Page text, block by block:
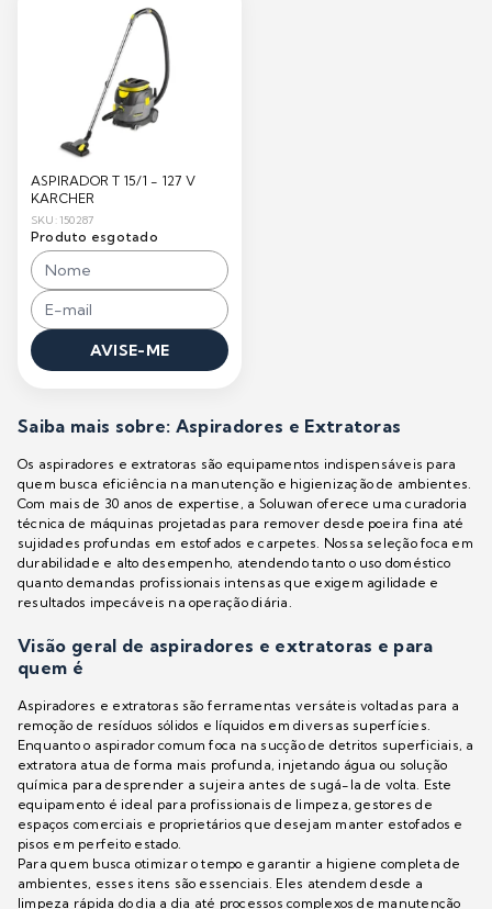
ASPIRADOR T 15/1 - 127 V
KARCHER
SKU: 150287
Produto esgotado
AVISE-ME
Saiba mais sobre: Aspiradores e Extratoras
Os aspiradores e extratoras são equipamentos indispensáveis para
quem busca eficiência na manutenção e higienização de ambientes.
Com mais de 30 anos de expertise, a Soluwan oferece uma curadoria
técnica de máquinas projetadas para remover desde poeira fina até
sujidades profundas em estofados e carpetes. Nossa seleção foca em
durabilidade e alto desempenho, atendendo tanto o uso doméstico
quanto demandas profissionais intensas que exigem agilidade e
resultados impecáveis na operação diária.
Visão geral de aspiradores e extratoras e para
quem é
Aspiradores e extratoras são ferramentas versáteis voltadas para a
remoção de resíduos sólidos e líquidos em diversas superfícies.
Enquanto o aspirador comum foca na sucção de detritos superficiais, a
extratora atua de forma mais profunda, injetando água ou solução
química para desprender a sujeira antes de sugá-la de volta. Este
equipamento é ideal para profissionais de limpeza, gestores de
espaços comerciais e proprietários que desejam manter estofados e
pisos em perfeito estado.
Para quem busca otimizar o tempo e garantir a higiene completa de
ambientes, esses itens são essenciais. Eles atendem desde a
limpeza rápida do dia a dia até processos complexos de manutenção